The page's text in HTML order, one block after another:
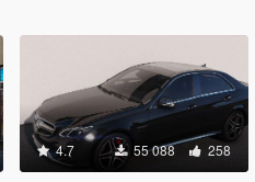
4.7 55 088 258